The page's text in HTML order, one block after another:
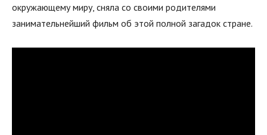
окружающему миру, сняла со своими родителями
занимательнейший фильм об этой полной загадок стране.